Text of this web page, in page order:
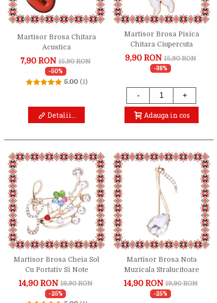
Martisor Brosa Chitara
Acustica
7,90 RON 15,90 RON
-50%
5.00 (1)
Detalii...
Martisor Brosa Pisica
Chitara Ciupercuta
9,90 RON 15,90 RON
-38%
- +
Adauga in cos
Martisor Brosa Cheia Sol
Cu Portativ Si Note
Muzicale
14,90 RON 19,90 RON
-25%
Martisor Brosa Nota
Muzicala Stralucitoare
14,90 RON 19,90 RON
-25%